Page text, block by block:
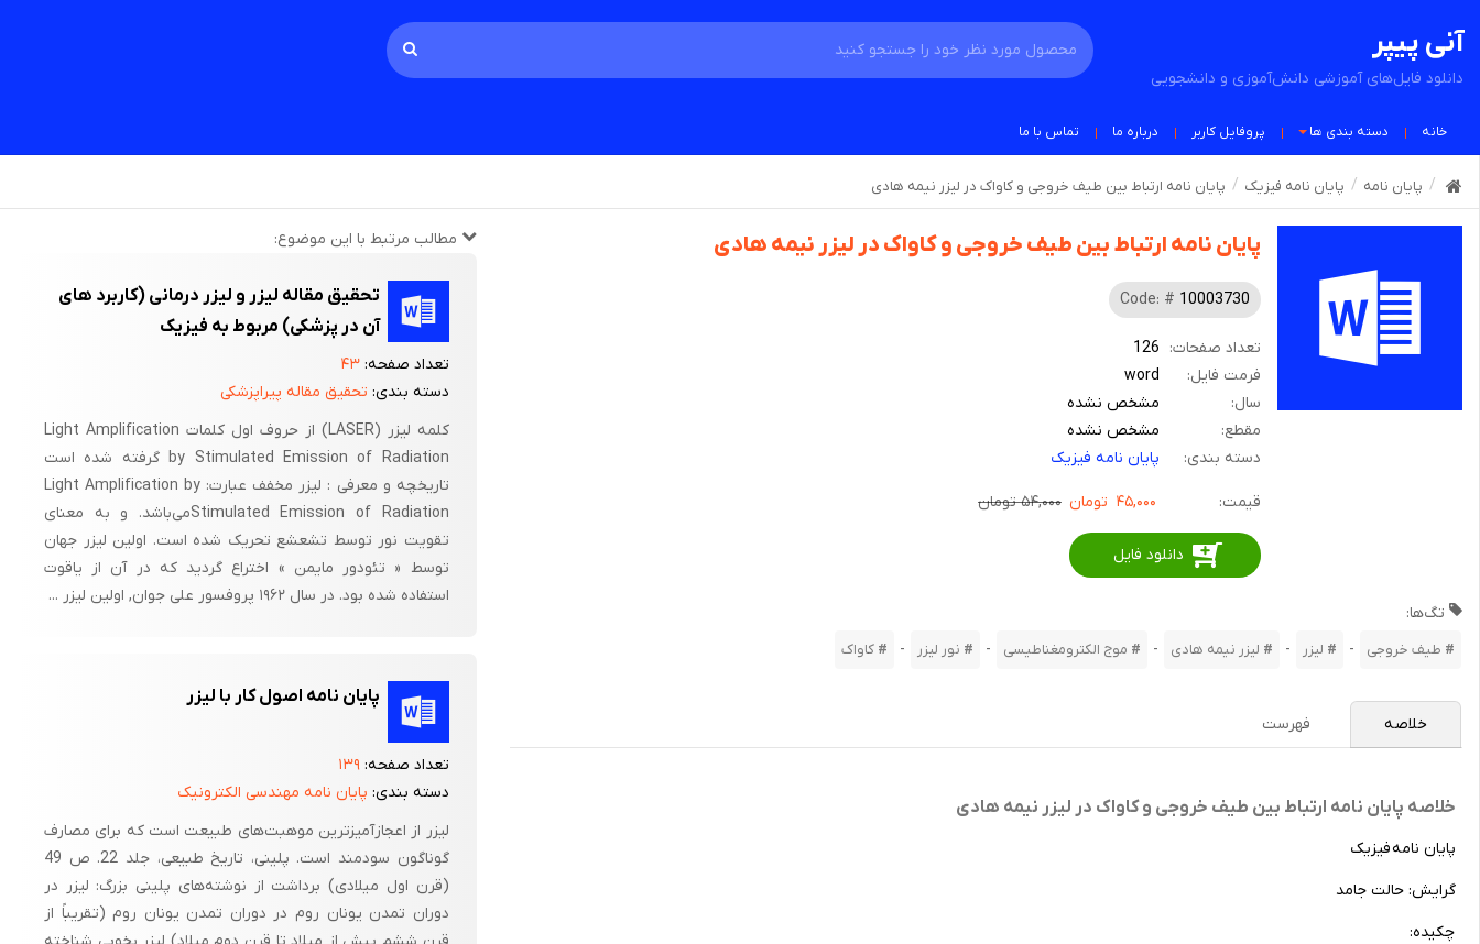
آنی پیپر
دانلود فایل‌های آموزشی دانش‌آموزی و دانشجویی
خانه دسته بندی ها پروفایل کاربر درباره ما تماس با ما
پایان نامه پایان نامه فیزیک پایان نامه ارتباط بین طیف خروجی و کاواک در لیزر نیمه هادی
پایان نامه ارتباط بین طیف خروجی و کاواک در لیزر نیمه هادی
Code: # 10003730
تعداد صفحات: 126
فرمت فایل:
word
سال:
مشخص نشده
مقطع:
مشخص نشده
دسته بندی:
پایان نامه فیزیک
قیمت: ۴۵,۰۰۰ تومان ۵۴,۰۰۰ تومان
دانلود فایل
تگ‌ها:
طیف خروجی - لیزر - لیزر نیمه هادی - موج الکترومغناطیسی - نور لیزر - کاواک
خلاصه فهرست
خلاصه پایان نامه ارتباط بین طیف خروجی و کاواک در لیزر نیمه هادی
پایان نامه فیزیک
گرایش: حالت جامد
چکیده:
مطالب مرتبط با این موضوع:
تحقیق مقاله لیزر و لیزر درمانی (کاربرد های
آن در پزشکی) مربوط به فیزیک
تعداد صفحه:۴۳
دسته بندی: تحقیق مقاله پیراپزشکی
کلمه لیزر (LASER) از حروف اول کلمات Light Amplification
by Stimulated Emission of Radiation گرفته شده است
تاریخچه و معرفی : لیزر مخفف عبارت: Light Amplification by
Stimulated Emission of Radiationمی‌‌باشد. و به معنای
تقویت نور توسط تشعشع تحریک شده است. اولین لیزر جهان
توسط « تئودور مایمن » اختراع گردید که در آن از یاقوت
استفاده شده بود. در سال ۱۹۶۲ پروفسور علی جوان, اولین لیزر ...
پایان نامه اصول کار با لیزر
تعداد صفحه:۱۳۹
دسته بندی: پایان نامه مهندسی الکترونیک
لیزر از اعجاز‌آمیز‌ترین موهبت‌های طبیعت است که برای مصارف
گوناگون سودمند است. پلینی، تاریخ طبیعی، جلد 22. ص 49
(قرن اول میلادی) برداشت از نوشته‌های پلینی بزرگ: لیزر در
دوران تمدن یونان روم در دوران تمدن یونان روم (تقریباً از